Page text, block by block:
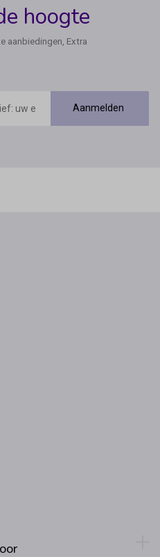
hoogte
aanbiedingen, Extra
Aanmelden